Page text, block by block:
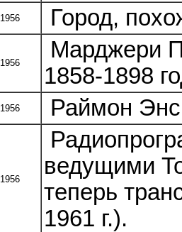
1956 Город,
1956
Марджери
1858-1898
1956 Раймон
1956
ведущими
теперь
1961 г.).